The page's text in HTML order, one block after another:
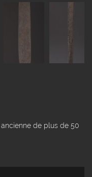
de plus de 50